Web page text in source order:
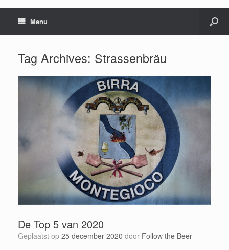
Menu
Tag Archives: Strassenbräu
De Top 5 van 2020
Geplaatst op 25 december 2020 door Follow the Beer